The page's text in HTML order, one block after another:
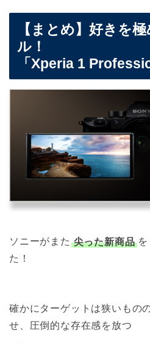
【まとめ】好きを
ル！
「Xperia 1
ソニーがまた 尖った新商品
た！
確かにターゲットは狭いもの
せ、圧倒的な存在感を放つ